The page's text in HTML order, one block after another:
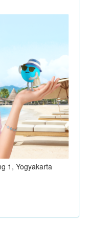
1, Yogyakarta